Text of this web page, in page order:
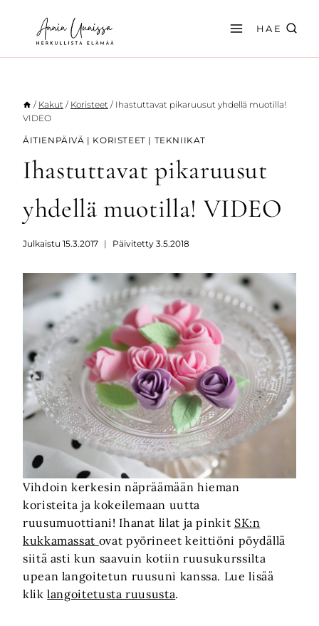
sisältöön
HAE
/ Kakut / Koristeet / Ihastuttavat pikaruusut yhdellä muotilla!
VIDEO
ÄITIENPÄIVÄ | KORISTEET | TEKNIIKAT
Ihastuttavat pikaruusut
yhdellä muotilla! VIDEO
Julkaistu 15.3.2017 Päivitetty 3.5.2018
Vihdoin kerkesin näpräämään hieman
koristeita ja kokeilemaan uutta
ruusumuottiani! Ihanat lilat ja pinkit SK:n
kukkamassat ovat pyörineet keittiöni pöydällä
siitä asti kun saavuin kotiin ruusukurssilta
upean langoitetun ruusuni kanssa. Lue lisää
kliklangoitetusta ruususta.